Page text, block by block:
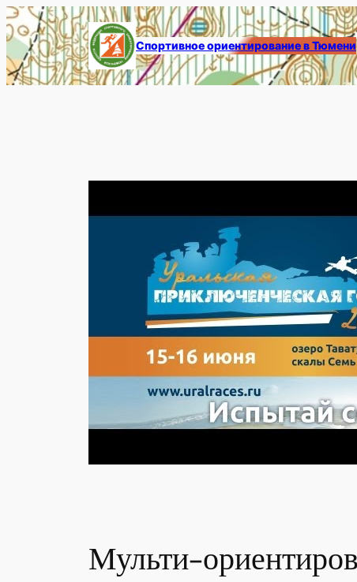
Перейти
к
содержимому
Спортивное ориентирование в Тюмени
Мульти-